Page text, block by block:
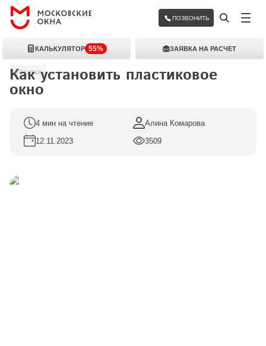
ПОЗВОНИТЬ
КАЛЬКУЛЯТОР 55% ЗАЯВКА НА РАСЧЕТ
Статьи
Как установить пластиковое
окно
Алина Комарова
12.11.2023
4 мин на чтение
3509